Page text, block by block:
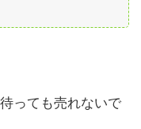
っても売れないで